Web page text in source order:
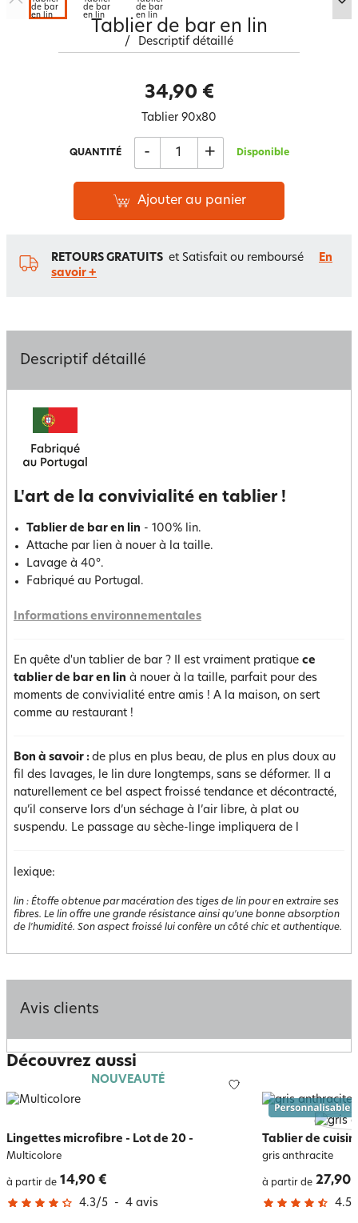
Tablier de bar en lin
/ Descriptif détaillé
34,90 €
Tablier 90x80
QUANTITÉ - + Disponible
Ajouter au panier
RETOURS GRATUITS et Satisfait ou remboursé
En
savoir +
Descriptif détaillé
L'art de la convivialité en tablier !
Tablier de bar en lin - 100% lin.
Attache par lien à nouer à la taille.
Lavage à 40°.
Fabriqué au Portugal.
Informations environnementales
En quête d'un tablier de bar ? Il est vraiment pratique ce
tablier de bar en lin à nouer à la taille, parfait pour des
moments de convivialité entre amis ! A la maison, on sert
comme au restaurant !
Bon à savoir : de plus en plus beau, de plus en plus doux au
fil des lavages, le lin dure longtemps, sans se déformer. Il a
naturellement ce bel aspect froissé tendance et décontracté,
qu’il conserve lors d’un séchage à l’air libre, à plat ou
suspendu. Le passage au sèche-linge impliquera de l
lexique:
lin : Étoffe obtenue par macération des tiges de lin pour en extraire ses
fibres. Le lin offre une grande résistance ainsi qu'une bonne absorption
de l'humidité. Son aspect froissé lui confère un côté chic et authentique.
Avis clients
Découvrez aussi
NOUVEAUTÉ
Lingettes microfibre - Lot de 20 -
Multicolore
à partir de 14,90 €
4.3/5 - 4 avis
Tablier de
gris anthracite
à partir de 27,90
4.5